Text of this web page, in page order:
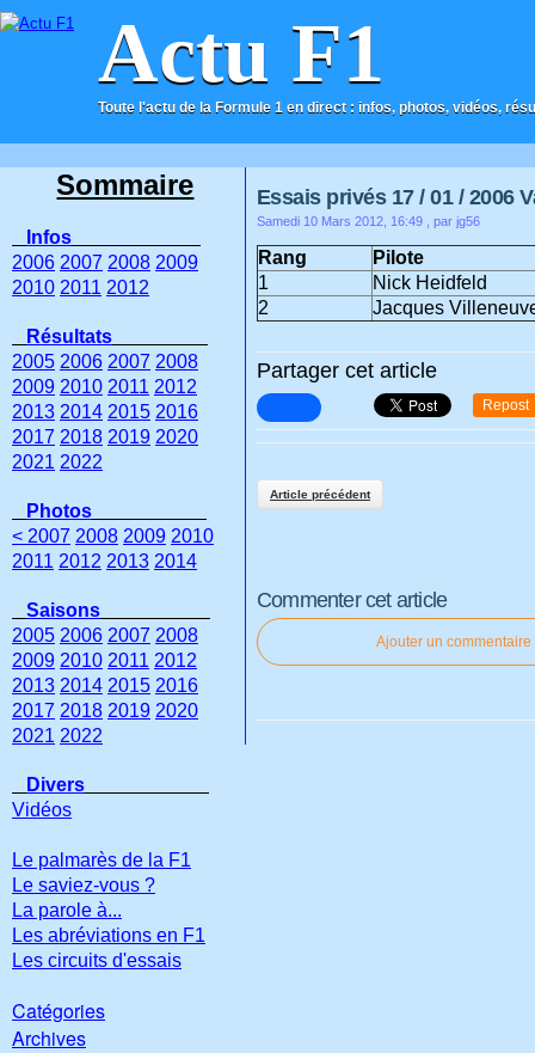
Actu F1
Toute l'actu de la Formule 1 en direct : infos, photos, vidéos,
ACCUEIL CONTACT
Essais privés 17 / 01 / 2006
Samedi 10 Mars 2012, 16:49 , par jg56
Rang
Pilote
1
Nick Heidfeld
2
Jacques
Partager cet article
Repost
Article précédent
Commenter cet article
Ajouter un commentaire
Sommaire
Infos
2006 2007 2008 2009
2010 2011 2012
Résultats
2005 2006 2007 2008
2009 2010 2011 2012
2013 2014 2015 2016
2017 2018 2019 2020
2021 2022
Photos
< 2007 2008 2009 2010
2011 2012 2013 2014
Saisons
2005 2006 2007 2008
2009 2010 2011 2012
2013 2014 2015 2016
2017 2018 2019 2020
2021 2022
Divers
Vidéos
Le palmarès de la F1
Le saviez-vous ?
La parole à...
Les abréviations en F1
Les circuits d'essais
Catégories
Archives